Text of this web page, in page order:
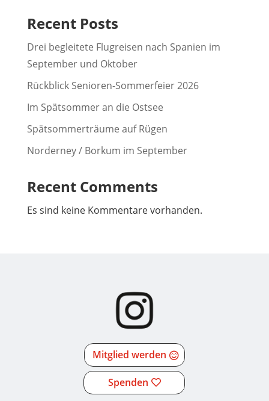
Recent Posts
Drei begleitete Flugreisen nach Spanien im
September und Oktober
Rückblick Senioren-Sommerfeier 2026
Im Spätsommer an die Ostsee
Spätsommerträume auf Rügen
Norderney / Borkum im September
Recent Comments
Es sind keine Kommentare vorhanden.
Mitglied werden
Spenden